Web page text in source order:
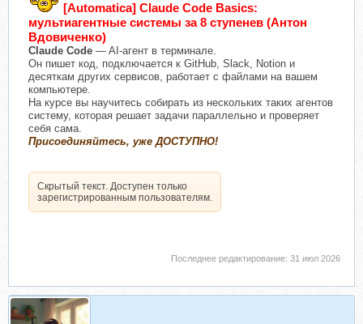
[Automatica] Claude Code Basics:
мультиагентные системы за 8 ступенев (Антон
Вдовиченко)
Claude Code — AI-агент в терминале.
Он пишет код, подключается к GitHub, Slack, Notion и
десяткам других сервисов, работает с файлами на вашем
компьютере.
На курсе вы научитесь собирать из нескольких таких агентов
систему, которая решает задачи параллельно и проверяет
себя сама.
Присоединяйтесь, уже ДОСТУПНО!
Скрытый текст. Доступен только
зарегистрированным пользователям.
Последнее редактирование: 31 июл 2026